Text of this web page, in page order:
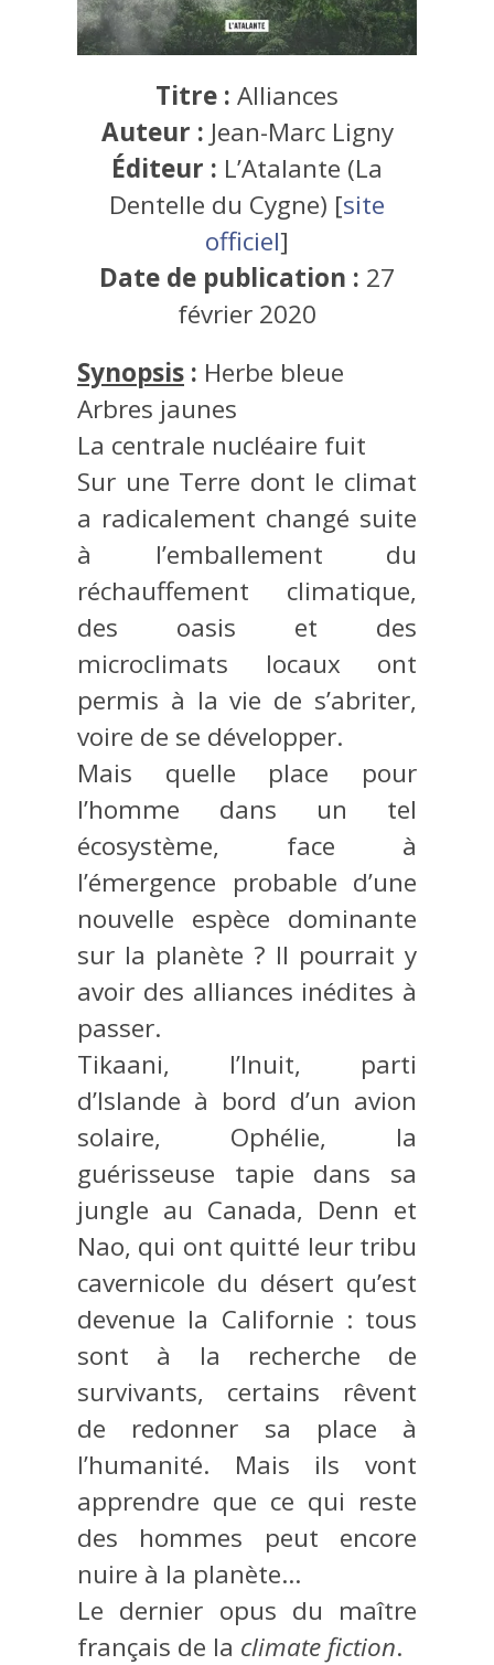
Titre : Alliances
Auteur : Jean-Marc Ligny
Éditeur : L’Atalante (La
Dentelle du Cygne) [site
officiel]
Date de publication : 27
février 2020
Synopsis : Herbe bleue
Arbres jaunes
La centrale nucléaire fuit
Sur une Terre dont le climat
a radicalement changé suite
à l’emballement du
réchauffement climatique,
des oasis et des
microclimats locaux ont
permis à la vie de s’abriter,
voire de se développer.
Mais quelle place pour
l’homme dans un tel
écosystème, face à
l’émergence probable d’une
nouvelle espèce dominante
sur la planète ? Il pourrait y
avoir des alliances inédites à
passer.
Tikaani, l’Inuit, parti
d’Islande à bord d’un avion
solaire, Ophélie, la
guérisseuse tapie dans sa
jungle au Canada, Denn et
Nao, qui ont quitté leur tribu
cavernicole du désert qu’est
devenue la Californie : tous
sont à la recherche de
survivants, certains rêvent
de redonner sa place à
l’humanité. Mais ils vont
apprendre que ce qui reste
des hommes peut encore
nuire à la planète…
Le dernier opus du maître
français de la climate fiction.